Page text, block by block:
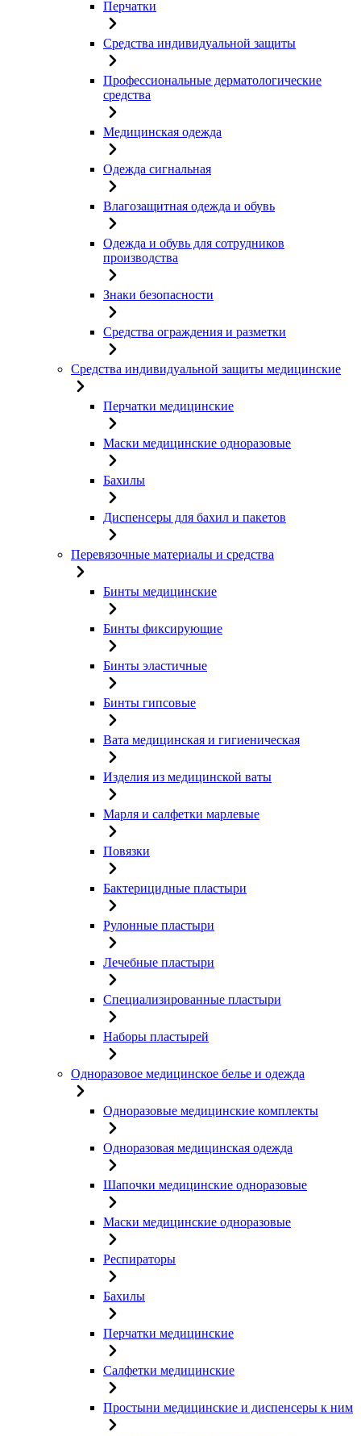
Перчатки
Средства индивидуальной защиты
Профессиональные дерматологические
средства
Медицинская одежда
Одежда сигнальная
Влагозащитная одежда и обувь
Одежда и обувь для сотрудников
производства
Знаки безопасности
Средства ограждения и разметки
Средства индивидуальной защиты медицинские
Перчатки медицинские
Маски медицинские одноразовые
Бахилы
Диспенсеры для бахил и пакетов
Перевязочные материалы и средства
Бинты медицинские
Бинты фиксирующие
Бинты эластичные
Бинты гипсовые
Вата медицинская и гигиеническая
Изделия из медицинской ваты
Марля и салфетки марлевые
Повязки
Бактерицидные пластыри
Рулонные пластыри
Лечебные пластыри
Специализированные пластыри
Наборы пластырей
Одноразовое медицинское белье и одежда
Одноразовые медицинские комплекты
Одноразовая медицинская одежда
Шапочки медицинские одноразовые
Маски медицинские одноразовые
Респираторы
Бахилы
Перчатки медицинские
Салфетки медицинские
Простыни медицинские и диспенсеры к ним